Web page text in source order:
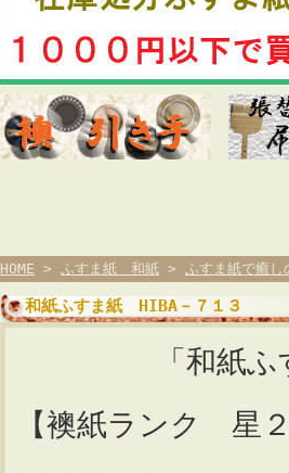
HOME > ふすま紙 和紙 > ふすま紙で癒し
和紙ふすま紙 HIBA－７１３
「和紙ふす
【襖紙ランク 星